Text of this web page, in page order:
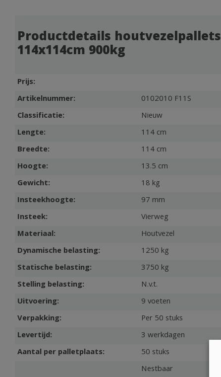
Productdetails houtvezelpallets
114x114cm 900kg
Prijs:
Artikelnummer:
0102010 F11S
Classificatie:
Nieuw
Lengte:
114 cm
Breedte:
114 cm
Hoogte:
13.5 cm
Gewicht:
18 kg
Insteekhoogte:
97 mm
Insteek:
Vierweg
Materiaal:
Houtvezel
Dynamische belasting:
1250 kg
Statische belasting:
3750 kg
Stelling belasting:
N.v.t.
Uitvoering:
9 voeten
Verpakking:
Per 50 stuks
Levertijd:
3 werkdagen
Aantal per palletplaats:
50 stuks
Nestbaar